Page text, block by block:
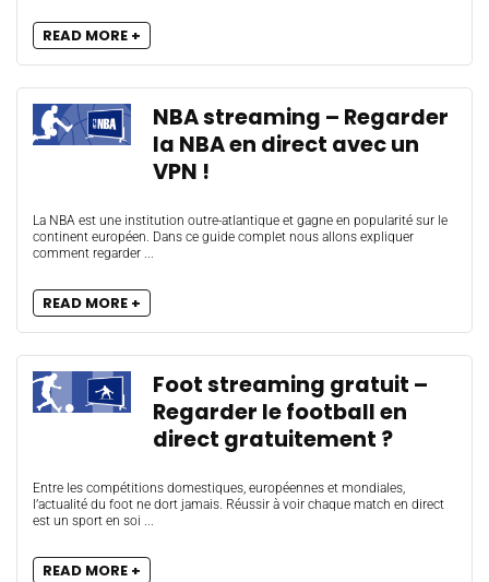
READ MORE +
NBA streaming – Regarder
la NBA en direct avec un
VPN !
La NBA est une institution outre-atlantique et gagne en popularité sur le
continent européen. Dans ce guide complet nous allons expliquer
comment regarder ...
READ MORE +
Foot streaming gratuit –
Regarder le football en
direct gratuitement ?
Entre les compétitions domestiques, européennes et mondiales,
l’actualité du foot ne dort jamais. Réussir à voir chaque match en direct
est un sport en soi ...
READ MORE +